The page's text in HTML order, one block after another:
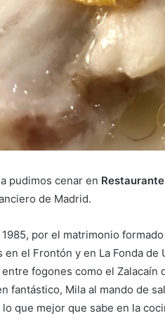
pudimos cenar en Restaurante
de Madrid.
por el matrimonio
en el Frontón y en La Fonda
fogones como el
fantástico, Mila al mando de
que mejor que sabe en la